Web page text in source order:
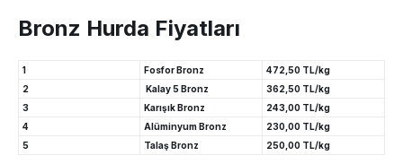
Bronz Hurda Fiyatları
1 Fosfor Bronz
472,50 TL/kg
2
Kalay 5 Bronz
362,50 TL/kg
3
Karışık Bronz
243,00 TL/kg
4
Alüminyum Bronz
230,00 TL/kg
5
Talaş Bronz 250,00 TL/kg